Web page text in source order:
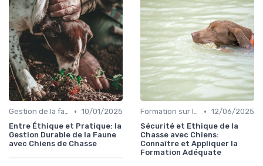
Gestion de la faune • 10/01/2025
Entre Éthique et Pratique: la
Gestion Durable de la Faune
avec Chiens de Chasse
Formation sur la sécurité • 12/06/2025
Sécurité et Ethique de la
Chasse avec Chiens:
Connaître et Appliquer la
Formation Adéquate